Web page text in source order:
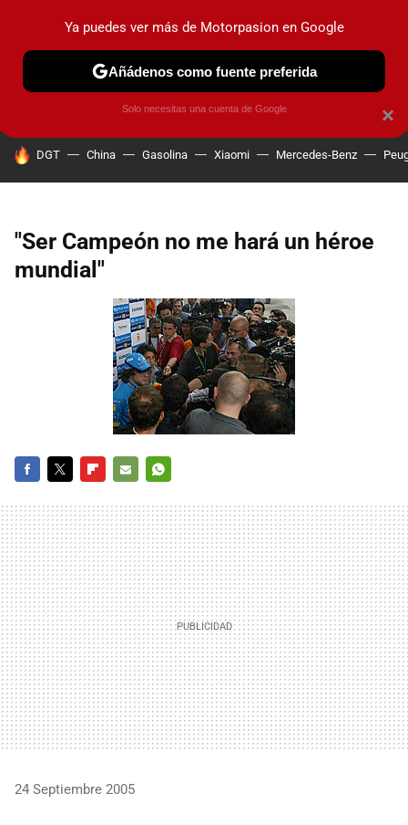
PRUEBAS COCHES ELÉCTRICOS OBSERVATORIO
HOY SE HABLA DE
DGT China Gasolina Xiaomi Mercedes-Benz
"Ser Campeón no me hará un héroe
mundial"
MAIL
24 Septiembre 2005
×
Ya puedes ver más de Motorpasion en Google
Añádenos como fuente preferida
Solo necesitas una cuenta de Google